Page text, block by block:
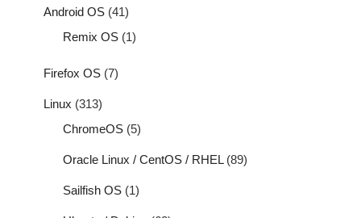
Android OS (41)
Remix OS (1)
Firefox OS (7)
Linux (313)
ChromeOS (5)
Oracle Linux / CentOS / RHEL(89)
Sailfish OS (1)